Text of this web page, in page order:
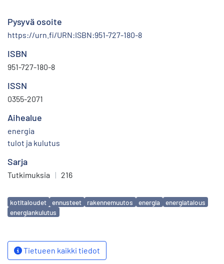
Pysyvä osoite
https://urn.fi/URN:ISBN:951-727-180-8
ISBN
951-727-180-8
ISSN
0355-2071
Aihealue
energia
tulot ja kulutus
Sarja
Tutkimuksia | 216
Avainsanat
kotitaloudet ennusteet rakennemuutos energia
energiatalous
energiankulutus
Tietueen kaikki tiedot